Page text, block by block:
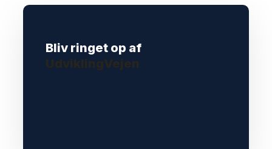
Bliv ringet op af
UdviklingVejen